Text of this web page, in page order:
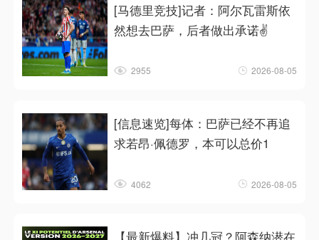
[马德里竞技]记者：阿尔瓦雷斯依
然想去巴萨，后者做出承诺✌️
2955 2026-08-05
[信息速览]每体：巴萨已经不再追
求若昂·佩德罗，本可以总价1
4062 2026-08-05